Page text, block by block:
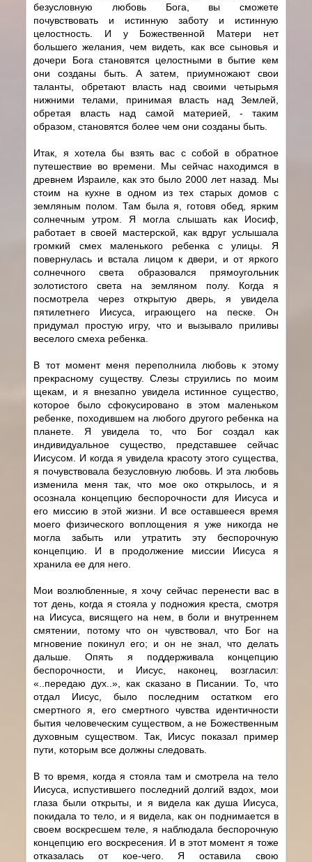
безусловную любовь Бога, вы сможете
почувствовать и истинную заботу и истинную
целостность. И у Божественной Матери нет
большего желания, чем видеть, как все сыновья и
дочери Бога становятся целостными в бытие кем
они созданы быть. А затем, приумножают свои
таланты, обретают власть над своими четырьмя
нижними телами, принимая власть над Землей,
обретая власть над самой материей, - таким
образом, становятся более чем они созданы быть.
Итак, я хотела бы взять вас с собой в обратное
путешествие во времени. Мы сейчас находимся в
древнем Израиле, как это было 2000 лет назад. Мы
стоим на кухне в одном из тех старых домов с
земляным полом. Там была я, готовя обед, ярким
солнечным утром. Я могла слышать как Иосиф,
работает в своей мастерской, как вдруг услышала
громкий смех маленького ребенка с улицы. Я
повернулась и встала лицом к двери, и от яркого
солнечного света образовался прямоугольник
золотистого света на земляном полу. Когда я
посмотрела через открытую дверь, я увидела
пятилетнего Иисуса, играющего на песке. Он
придумал простую игру, что и вызывало приливы
веселого смеха ребенка.
В тот момент меня переполнила любовь к этому
прекрасному существу. Слезы струились по моим
щекам, и я внезапно увидела истинное существо,
которое было сфокусировано в этом маленьком
ребенке, походившем на любого другого ребенка на
планете. Я увидела то, что Бог создал как
индивидуальное существо, представшее сейчас
Иисусом. И когда я увидела красоту этого существа,
я почувствовала безусловную любовь. И эта любовь
изменила меня так, что мое око открылось, и я
осознала концепцию беспорочности для Иисуса и
его миссию в этой жизни. И все оставшееся время
моего физического воплощения я уже никогда не
могла забыть или утратить эту беспорочную
концепцию. И в продолжение миссии Иисуса я
хранила ее для него.
Мои возлюбленные, я хочу сейчас перенести вас в
тот день, когда я стояла у подножия креста, смотря
на Иисуса, висящего на нем, в боли и внутреннем
смятении, потому что он чувствовал, что Бог на
мгновение покинул его; и он не знал, что делать
дальше. Опять я поддерживала концепцию
беспорочности, и Иисус, наконец, возгласил:
«..передаю дух..», как сказано в Писании. То, что
отдал Иисус, было последним остатком его
смертного я, его смертного чувства идентичности
бытия человеческим существом, а не Божественным
духовным существом. Так, Иисус показал пример
пути, которым все должны следовать.
В то время, когда я стояла там и смотрела на тело
Иисуса, испустившего последний долгий вздох, мои
глаза были открыты, и я видела как душа Иисуса,
покидала то тело, и я видела, как он поднимается в
своем воскресшем теле, я наблюдала беспорочную
концепцию его воскресения. И в этот момент я тоже
отказалась от кое-чего. Я оставила свою